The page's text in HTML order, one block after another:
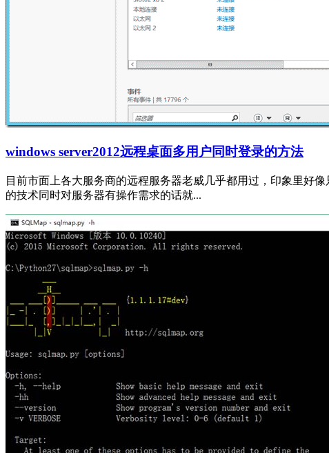
windows server2012远程桌面多用户同时登录的方法
目前市面上各大服务商的远程服务器老威几乎都用过，印象里好
的技术同时对服务器有操作需求的话就...